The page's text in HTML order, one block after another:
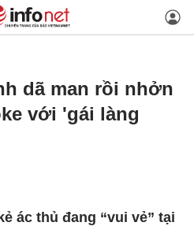
dã man rồi nhởn
với 'gái làng
ác thủ đang “vui vẻ” tại